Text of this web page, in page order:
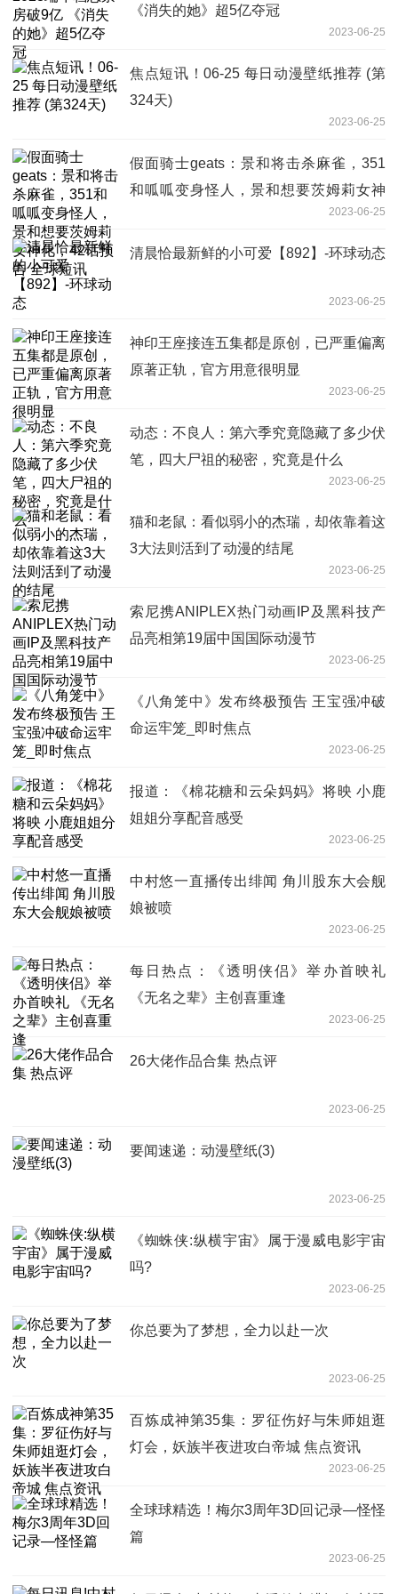
《消失的她》超5亿夺冠
2023-06-25
焦点短讯！06-25 每日动漫壁纸推荐 (第
324天)
2023-06-25
假面骑士geats：景和将击杀麻雀，351
和呱呱变身怪人，景和想要茨姆莉女神
2023-06-25
清晨恰最新鲜的小可爱【892】-环球动态
2023-06-25
神印王座接连五集都是原创，已严重偏离
原著正轨，官方用意很明显
2023-06-25
动态：不良人：第六季究竟隐藏了多少伏
笔，四大尸祖的秘密，究竟是什么
2023-06-25
猫和老鼠：看似弱小的杰瑞，却依靠着这
3大法则活到了动漫的结尾
2023-06-25
索尼携ANIPLEX热门动画IP及黑科技产
品亮相第19届中国国际动漫节
2023-06-25
《八角笼中》发布终极预告 王宝强冲破
命运牢笼_即时焦点
2023-06-25
报道：《棉花糖和云朵妈妈》将映 小鹿
姐姐分享配音感受
2023-06-25
中村悠一直播传出绯闻 角川股东大会舰
娘被喷
2023-06-25
每日热点：《透明侠侣》举办首映礼
《无名之辈》主创喜重逢
2023-06-25
26大佬作品合集 热点评
2023-06-25
要闻速递：动漫壁纸(3)
2023-06-25
《蜘蛛侠:纵横宇宙》属于漫威电影宇宙
吗?
2023-06-25
你总要为了梦想，全力以赴一次
2023-06-25
百炼成神第35集：罗征伤好与朱师姐逛
灯会，妖族半夜进攻白帝城 焦点资讯
2023-06-25
全球球精选！梅尔3周年3D回记录—怪怪
篇
2023-06-25